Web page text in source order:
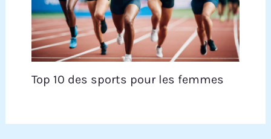
Top 10 des sports pour les femmes